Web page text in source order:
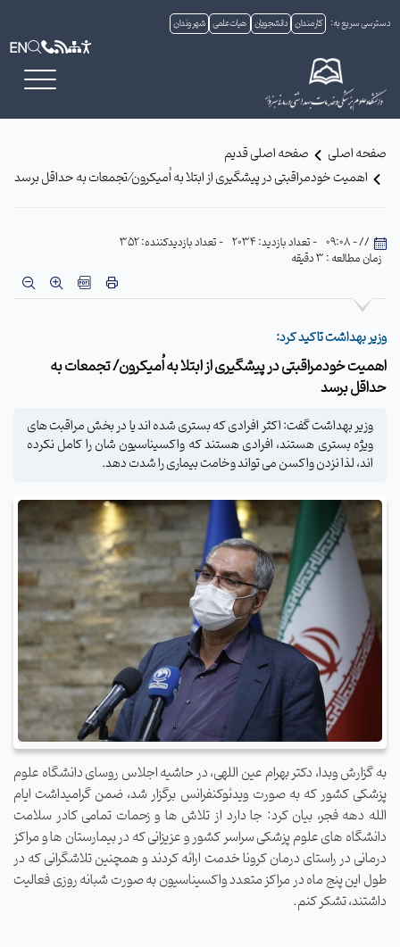
دسترسی سریع به: کارمندان دانشجویان هیات علمی شهروندان
EN
صفحه اصلی
صفحه اصلی قدیم
اهمیت خودمراقبتی در پیشگیری از ابتلا به اُمیکرون⁄ تجمعات به حداقل برسد
// - 09:08 - تعداد بازدید: 2034
- تعداد بازدیدکننده: 352
زمان مطالعه : 3 دقیقه
وزیر بهداشت تاکید کرد:
اهمیت خودمراقبتی در پیشگیری از ابتلا به اُمیکرون/ تجمعات به
حداقل برسد
وزیر بهداشت گفت: اکثر افرادی که بستری شده اند یا در بخش مراقبت های
ویژه بستری هستند، افرادی هستند که واکسیناسیون شان را کامل نکرده
اند، لذا نزدن واکسن می تواند وخامت بیماری را شدت دهد.
به گزارش وبدا، دکتر بهرام عین اللهی، در حاشیه اجلاس روسای دانشگاه علوم
پزشکی کشور که به صورت ویدئوکنفرانس برگزار شد، ضمن گرامیداشت ایام
الله دهه فجر، بیان کرد: جا دارد از تلاش ها و زحمات تمامی کادر سلامت
دانشگاه های علوم پزشکی سراسر کشور و عزیزانی که در بیمارستان ها و مراکز
درمانی در راستای درمان کرونا خدمت ارائه کردند و همچنین تلاشگرانی که در
طول این پنج ماه در مراکز متعدد واکسیناسیون به صورت شبانه روزی فعالیت
داشتند، تشکر کنم.